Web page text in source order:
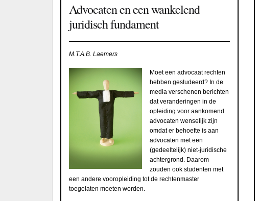
Advocaten en een wankelend
juridisch fundament
M.T.A.B. Laemers
Moet een advocaat rechten
hebben gestudeerd? In de
media verschenen berichten
dat veranderingen in de
opleiding voor aankomend
advocaten wenselijk zijn
omdat er behoefte is aan
advocaten met een
(gedeeltelijk) niet-juridische
achtergrond. Daarom
zouden ook studenten met
een andere vooropleiding tot de rechtenmaster
toegelaten moeten worden.